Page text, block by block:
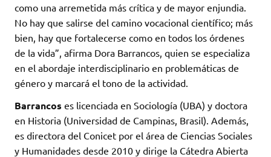
como una arremetida más crítica y de mayor enjundia.
No hay que salirse del camino vocacional científico; más
bien, hay que fortalecerse como en todos los órdenes
de la vida”, afirma Dora Barrancos, quien se especializa
en el abordaje interdisciplinario en problemáticas de
género y marcará el tono de la actividad.
Barrancos es licenciada en Sociología (UBA) y doctora
en Historia (Universidad de Campinas, Brasil). Además,
es directora del Conicet por el área de Ciencias Sociales
y Humanidades desde 2010 y dirige la Cátedra Abierta